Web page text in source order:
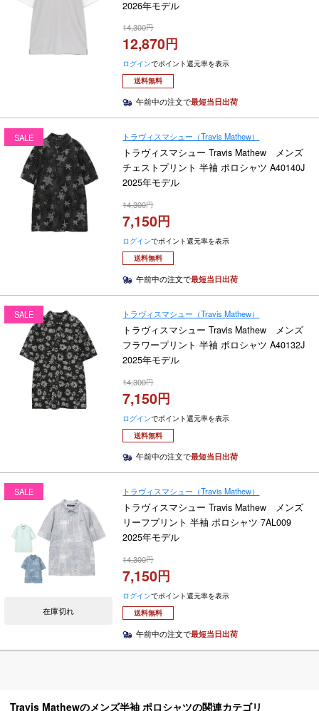
2026年モデル
14,300
12,870
ログインでポイント還元率を表示
送料無料
午前中の注文で最短当日出荷
SALE トラヴィスマシュー（Travis Mathew）
トラヴィスマシュー Travis Mathew メンズ
チェストプリント 半袖 ポロシャツ A40140J
2025年モデル
14,300
7,150
ログインでポイント還元率を表示
送料無料
午前中の注文で最短当日出荷
SALE トラヴィスマシュー（Travis Mathew）
トラヴィスマシュー Travis Mathew メンズ
フラワープリント 半袖 ポロシャツ A40132J
2025年モデル
14,300
7,150
ログインでポイント還元率を表示
送料無料
午前中の注文で最短当日出荷
SALE
在庫切れ
トラヴィスマシュー（Travis Mathew）
トラヴィスマシュー Travis Mathew メンズ
リーフプリント 半袖 ポロシャツ 7AL009
2025年モデル
14,300
7,150
ログインでポイント還元率を表示
送料無料
午前中の注文で最短当日出荷
Travis Mathewのメンズ半袖 ポロシャツの関連カテゴリ